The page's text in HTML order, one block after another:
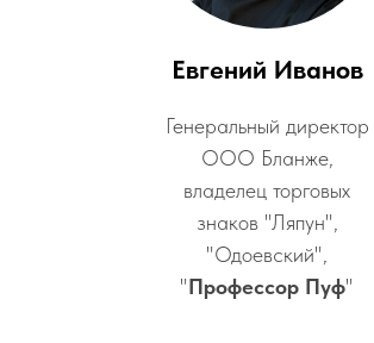
Евгений Иванов
Генеральный директор
ООО Бланже,
владелец торговых
знаков "Ляпун",
"Одоевский",
"Профессор Пуф"